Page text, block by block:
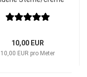
10,00 EUR
10,00 EUR pro Meter